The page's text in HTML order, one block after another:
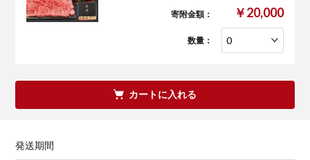
寄附金額： ￥20,000
数量：
カートに入れる
発送期間